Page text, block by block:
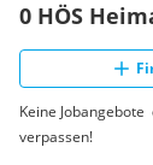
0 HÖS
Keine Jobangebote
verpassen!